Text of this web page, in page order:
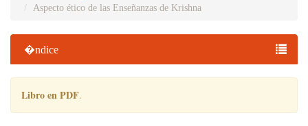
Aspecto ético de las Enseñanzas de Krishna
�ndice
Libro en PDF.